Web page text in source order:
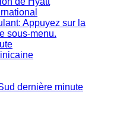
Appuyez sur la
sous-menu.
dernière minute